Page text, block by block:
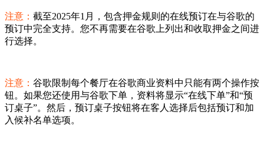
注意： 截至2025年1月，包含押金规则的在线预订在与谷歌的
预订中完全支持。您不再需要在谷歌上列出和收取押金之间进
行选择。
注意： 谷歌限制每个餐厅在谷歌商业资料中只能有两个操作按
钮。如果您还使用与谷歌下单，资料将显示“在线下单”和“预
订桌子”。然后，预订桌子按钮将在客人选择后包括预订和加
入候补名单选项。